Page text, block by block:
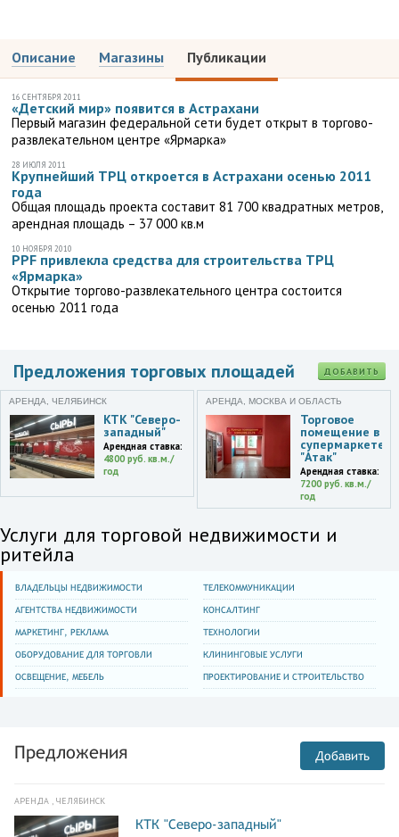
Описание Магазины Публикации
16 СЕНТЯБРЯ 2011
«Детский мир» появится в Астрахани
Первый магазин федеральной сети будет открыт в торгово-
развлекательном центре «Ярмарка»
28 ИЮЛЯ 2011
Крупнейший ТРЦ откроется в Астрахани осенью 2011
года
Общая площадь проекта составит 81 700 квадратных метров,
арендная площадь – 37 000 кв.м
10 НОЯБРЯ 2010
PPF привлекла средства для строительства ТРЦ
«Ярмарка»
Открытие торгово-развлекательного центра состоится
осенью 2011 года
ДОБАВИТЬ
Предложения торговых площадей
АРЕНДА, ЧЕЛЯБИНСК
КТК "Северо-
западный"
Арендная ставка:
4800 руб. кв.м./
год
АРЕНДА, МОСКВА И ОБЛАСТЬ
Торговое
помещение в
супермаркете
"Атак"
Арендная ставка:
7200 руб. кв.м./
год
Услуги для торговой недвижимости и
ритейла
ВЛАДЕЛЬЦЫ НЕДВИЖИМОСТИ ТЕЛЕКОММУНИКАЦИИ
АГЕНТСТВА НЕДВИЖИМОСТИ КОНСАЛТИНГ
МАРКЕТИНГ, РЕКЛАМА ТЕХНОЛОГИИ
ОБОРУДОВАНИЕ ДЛЯ ТОРГОВЛИ КЛИНИНГОВЫЕ УСЛУГИ
ОСВЕЩЕНИЕ, МЕБЕЛЬ ПРОЕКТИРОВАНИЕ И СТРОИТЕЛЬСТВО
Предложения Добавить
АРЕНДА , ЧЕЛЯБИНСК
КТК "Северо-западный"